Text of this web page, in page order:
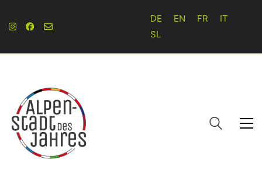
DE EN FR
IT
SL